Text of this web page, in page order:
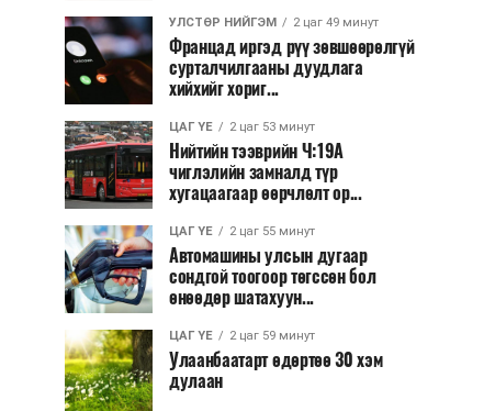
УЛСТӨР НИЙГЭМ 2 цаг 49 минут
Францад иргэд рүү зөвшөөрөлгүй
сурталчилгааны дуудлага
хийхийг хориг...
ЦАГ ҮЕ 2 цаг 53 минут
Нийтийн тээврийн Ч:19А
чиглэлийн замналд түр
хугацаагаар өөрчлөлт ор...
ЦАГ ҮЕ 2 цаг 55 минут
Автомашины улсын дугаар
сондгой тоогоор төгссөн бол
өнөөдөр шатахуун...
ЦАГ ҮЕ 2 цаг 59 минут
Улаанбаатарт өдөртөө 30 хэм
дулаан